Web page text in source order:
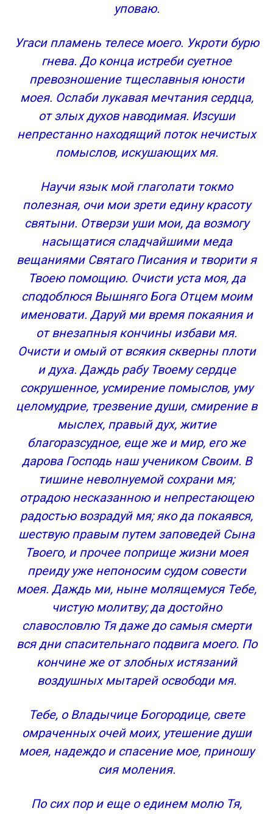
уповаю.
Угаси пламень телесе моего. Укроти бурю
гнева. До конца истреби суетное
превозношение тщеславныя юности
моея. Ослаби лукавая мечтания сердца,
от злых духов наводимая. Изсуши
непрестанно находящий поток нечистых
помыслов, искушающих мя.
Научи язык мой глаголати токмо
полезная, очи мои зрети едину красоту
святыни. Отверзи уши мои, да возмогу
насыщатися сладчайшими меда
вещаниями Святаго Писания и творити я
Твоею помощию. Очисти уста моя, да
сподоблюся Вышняго Бога Отцем моим
именовати. Даруй ми время покаяния и
от внезапныя кончины избави мя.
Очисти и омый от всякия скверны плоти
и духа. Даждь рабу Твоему сердце
сокрушенное, усмирение помыслов, уму
целомудрие, трезвение души, смирение в
мыслех, правый дух, житие
благоразсудное, еще же и мир, его же
дарова Господь наш учеником Своим. В
тишине неволнуемой сохрани мя;
отрадою несказанною и непрестающею
радостью возрадуй мя; яко да покаявся,
шествую правым путем заповедей Сына
Твоего, и прочее поприще жизни моея
преиду уже непоносим судом совести
моея. Даждь ми, ныне молящемуся Тебе,
чистую молитву; да достойно
славословлю Тя даже до самыя смерти
вся дни спасительнаго подвига моего. По
кончине же от злобных истязаний
воздушных мытарей освободи мя.
Тебе, о Владычице Богородице, свете
омраченных очей моих, утешение души
моея, надеждо и спасение мое, приношу
сия моления.
По сих пор и еще о единем молю Тя,